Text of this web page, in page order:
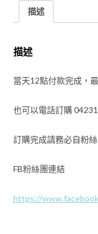
餅/10
售
價
數
描述
描述
當天12點付款完成，
也可以電話訂購
訂購完成請務必自粉
FB粉絲團連結
https://